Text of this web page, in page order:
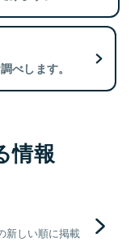
べします。
情報
新しい順に掲載